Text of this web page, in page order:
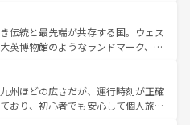
祥地であるランス、プロヴァンスの
など、多彩な楽しみ方が可能だ。さ
にも魅力が溢れており、どの街角に
それぞれで全く異なる文化を体験で
。 なお、新着のフランス情報はコンテンツ一覧
こを歩いても飽きることがない。ベ
バイエルン州のアルプスの絶景、そ
イン畑といった風景は必見。ビール
験してほしい。 なお、新着の
ツ一覧を参照してほしい。
伝統と最先端が共存する国。ウェス
英博物館のようなランドマーク、歴
がある。また、優雅なアフタヌーン
はたまらない英国パブ、サッカー観
そできる体験も豊富。イギリスを旅
州ほどの広さだが、運行時刻が正確
おり、初心者でも安心して個人旅行